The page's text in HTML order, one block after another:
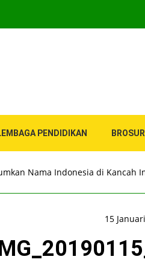
PENDIDIKAN BROSUR
Nama Indonesia di Kancah
15